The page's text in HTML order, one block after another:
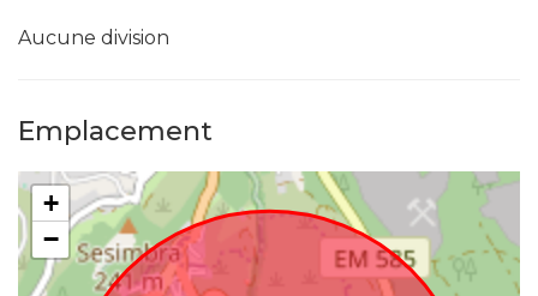
Aucune division
Emplacement
+
−